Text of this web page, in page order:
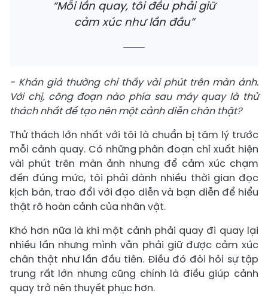
“Mỗi lần quay, tôi đều phải giữ
cảm xúc như lần đầu”
- Khán giả thường chỉ thấy vài phút trên màn ảnh.
Với chị, công đoạn nào phía sau máy quay là thử
thách nhất để tạo nên một cảnh diễn chân thật?
Thử thách lớn nhất với tôi là chuẩn bị tâm lý trước
mỗi cảnh quay. Có những phân đoạn chỉ xuất hiện
vài phút trên màn ảnh nhưng để cảm xúc chạm
đến đúng mức, tôi phải dành nhiều thời gian đọc
kịch bản, trao đổi với đạo diễn và bạn diễn để hiểu
thật rõ hoàn cảnh của nhân vật.
Khó hơn nữa là khi một cảnh phải quay đi quay lại
nhiều lần nhưng mình vẫn phải giữ được cảm xúc
chân thật như lần đầu tiên. Điều đó đòi hỏi sự tập
trung rất lớn nhưng cũng chính là điều giúp cảnh
quay trở nên thuyết phục hơn.